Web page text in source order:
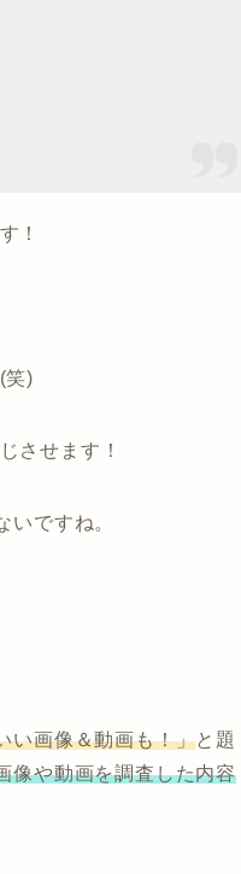
！
笑)
させます！
ですね。
い画像＆動画も！」と題
像や動画を調査した内容